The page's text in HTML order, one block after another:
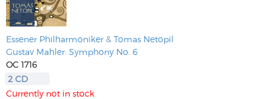
Essener Philharmoniker & Tomas Netopil
Gustav Mahler: Symphony No. 6
OC 1716
2 CD
Currently not in stock